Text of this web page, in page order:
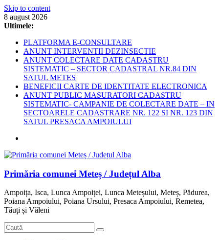
Skip to content
8 august 2026
Ultimele:
PLATFORMA E-CONSULTARE
ANUNT INTERVENTII DEZINSECTIE
ANUNT COLECTARE DATE CADASTRU
SISTEMATIC – SECTOR CADASTRAL NR.84 DIN
SATUL METES
BENEFICII CARTE DE IDENTITATE ELECTRONICA
ANUNT PUBLIC MASURATORI CADASTRU
SISTEMATIC- CAMPANIE DE COLECTARE DATE – IN
SECTOARELE CADASTRARE NR. 122 SI NR. 123 DIN
SATUL PRESACA AMPOIULUI
Primăria comunei Meteș / Județul Alba
Ampoița, Isca, Lunca Ampoiței, Lunca Meteșului, Meteș, Pădurea,
Poiana Ampoiului, Poiana Ursului, Presaca Ampoiului, Remetea,
Tăuți și Văleni